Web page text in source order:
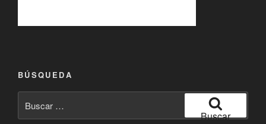
BÚSQUEDA
por:
Buscar